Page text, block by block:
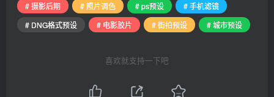
# 摄影后期
# 照片调色 # ps预设
# 手机滤镜
# DNG格式预设
# 电影胶片 # 街拍预设 # 城市预设
喜欢就支持一下吧